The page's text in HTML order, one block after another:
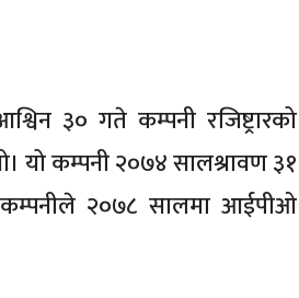
३० गते कम्पनी रजिष्ट्रारको
यो कम्पनी २०७४ सालश्रावण ३१
२०७८ सालमा आईपीओ